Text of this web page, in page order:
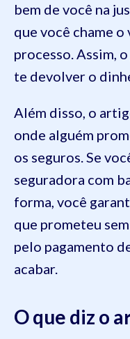
bem de você na
que você chame
processo. Assim,
te devolver o
Além disso, o
onde alguém
os seguros. Se
seguradora com
forma, você
que prometeu
pelo pagamento
acabar.
O que diz o